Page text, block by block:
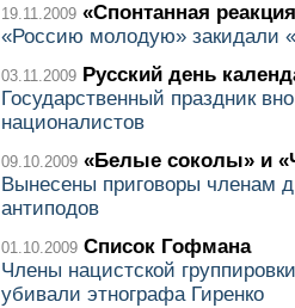
19.11.2009 «Спонтанная
«Россию молодую» закидали
03.11.2009 Русский день
Государственный праздник
националистов
09.10.2009 «Белые соколы» и
Вынесены приговоры членам
антиподов
01.10.2009 Список Гофмана
Члены нацистской
убивали этнографа Гиренко